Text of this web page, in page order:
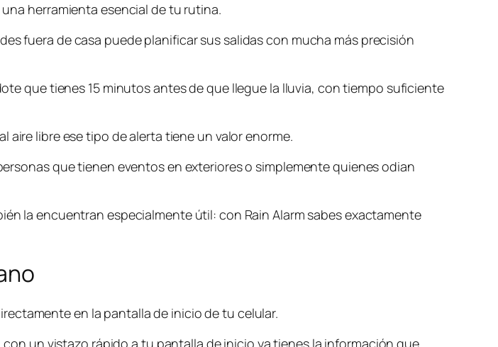
herramienta esencial de tu rutina.
fuera de casa puede planificar sus salidas con mucha más precisión
que tienes 15 minutos antes de que llegue la lluvia, con tiempo suficiente
aire libre ese tipo de alerta tiene un valor enorme.
que tienen eventos en exteriores o simplemente quienes odian
la encuentran especialmente útil: con Rain Alarm sabes exactamente
en la pantalla de inicio de tu celular.